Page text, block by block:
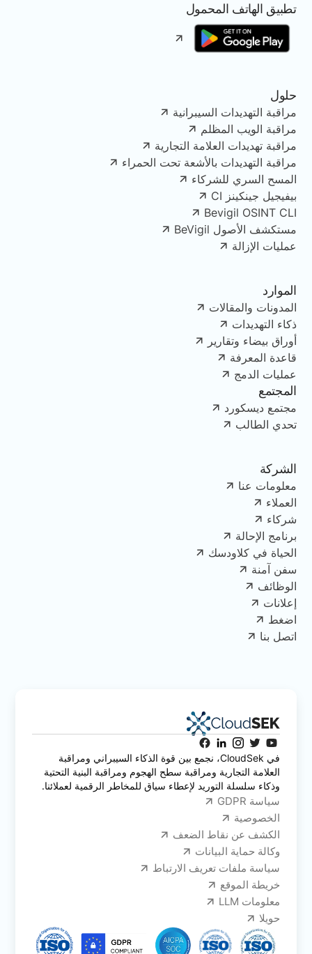
تطبيق الهاتف المحمول
حلول
مراقبة التهديدات السيبرانية
مراقبة الويب المظلم
مراقبة تهديدات العلامة التجارية
مراقبة التهديدات بالأشعة تحت الحمراء
المسح السري للشركاء
بيفيجيل جينكينز CI
Bevigil OSINT CLI
مستكشف الأصول BeVigil
عمليات الإزالة
الموارد
المدونات والمقالات
ذكاء التهديدات
أوراق بيضاء وتقارير
قاعدة المعرفة
عمليات الدمج
المجتمع
مجتمع ديسكورد
تحدي الطالب
الشركة
معلومات عنا
العملاء
شركاء
برنامج الإحالة
الحياة في كلاودسك
سفن آمنة
الوظائف
إعلانات
اضغط
اتصل بنا
في CloudSek، نجمع بين قوة الذكاء السيبراني ومراقبة
العلامة التجارية ومراقبة سطح الهجوم ومراقبة البنية التحتية
وذكاء سلسلة التوريد لإعطاء سياق للمخاطر الرقمية لعملائنا.
سياسة GDPR
الخصوصية
الكشف عن نقاط الضعف
وكالة حماية البيانات
سياسة ملفات تعريف الارتباط
خريطة الموقع
معلومات LLM
حويلا